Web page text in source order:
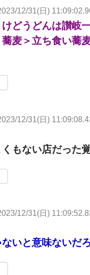
12/31(日)
どうどんは讃岐
麦＞立ち食い蕎
12/31(日)
もない店だった
12/31(日)
いと意味ないだ